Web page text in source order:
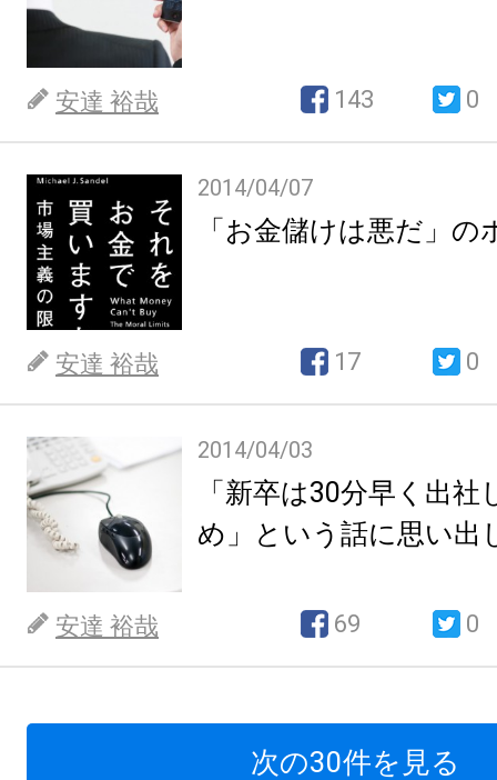
安達 裕哉 143 0
2014/04/07
「お金儲けは悪だ」の
安達 裕哉 17 0
2014/04/03
「新卒は30分早く出社
め」という話に思い出
安達 裕哉 69 0
次の30件を見る